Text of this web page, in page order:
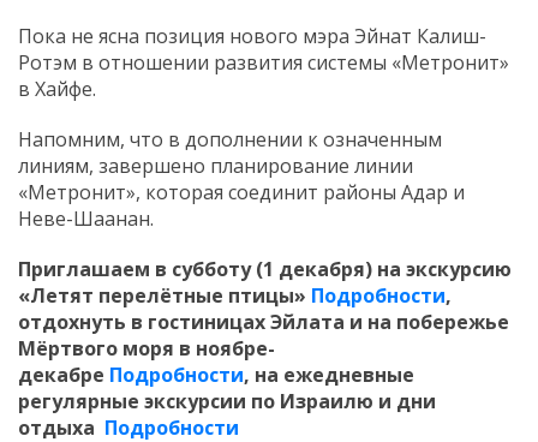
Пока не ясна позиция нового мэра Эйнат Калиш-
Ротэм в отношении развития системы «Метронит»
в Хайфе.
Напомним, что в дополнении к означенным
линиям, завершено планирование линии
«Метронит», которая соединит районы Адар и
Неве-Шаанан.
Приглашаем в субботу (1 декабря) на экскурсию
«Летят перелётные птицы» Подробности,
отдохнуть в гостиницах Эйлата и на побережье
Мёртвого моря в ноябре-
декабре Подробности, на ежедневные
регулярные экскурсии по Израилю и дни
отдыха Подробности